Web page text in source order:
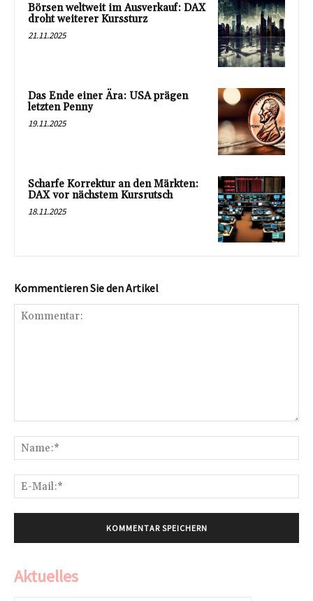
Börsen weltweit im Ausverkauf: DAX
droht weiterer Kurssturz
21.11.2025
Das Ende einer Ära: USA prägen
letzten Penny
19.11.2025
Scharfe Korrektur an den Märkten:
DAX vor nächstem Kursrutsch
18.11.2025
Kommentieren Sie den Artikel
Aktuelles